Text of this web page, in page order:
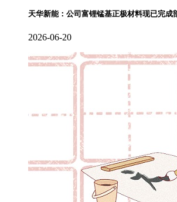
天华新能：公司富锂锰基正极材料现已完成
2026-06-20